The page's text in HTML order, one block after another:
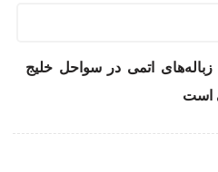
اتمی در سواحل خلیج
است